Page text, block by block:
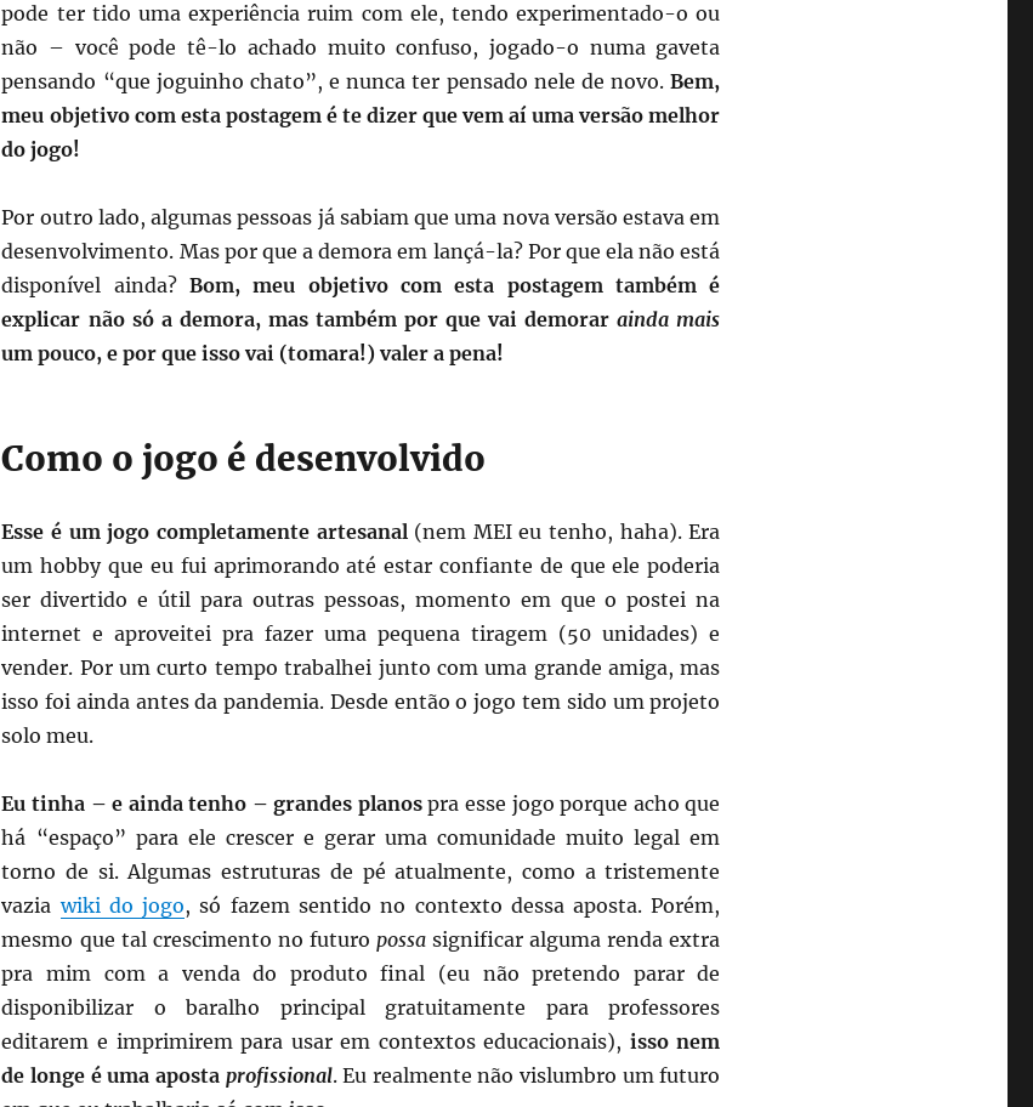
pode ter tido uma experiência ruim com ele, tendo experimentado-o ou
não – você pode tê-lo achado muito confuso, jogado-o numa gaveta
pensando “que joguinho chato”, e nunca ter pensado nele de novo.Bem,
meu objetivo com esta postagem é te dizer que vem aí uma versão melhor
do jogo!
Por outro lado, algumas pessoas já sabiam que uma nova versão estava em
desenvolvimento. Mas por que a demora em lançá-la? Por que ela não está
disponível ainda?Bom, meu objetivo com esta postagem também é
explicar não só a demora, mas também por que vai demorarainda mais
um pouco, e por que isso vai (tomara!) valer a pena!
Como o jogo é desenvolvido
Esse é um jogo completamente artesanal(nem MEI eu tenho, haha). Era
um hobby que eu fui aprimorando até estar confiante de que ele poderia
ser divertido e útil para outras pessoas, momento em que o postei na
internet e aproveitei pra fazer uma pequena tiragem (50 unidades) e
vender. Por um curto tempo trabalhei junto com uma grande amiga, mas
isso foi ainda antes da pandemia. Desde então o jogo tem sido um projeto
solo meu.
Eu tinha – e ainda tenho – grandes planospra esse jogo porque acho que
há “espaço” para ele crescer e gerar uma comunidade muito legal em
torno de si. Algumas estruturas de pé atualmente, como a tristemente
vaziawiki do jogo, só fazem sentido no contexto dessa aposta. Porém,
mesmo que tal crescimento no futuro possasignificar alguma renda extra
pra mim com a venda do produto final (eu não pretendo parar de
disponibilizar o baralho principal gratuitamente para professores
editarem e imprimirem para usar em contextos educacionais), isso nem
de longe é uma aposta profissional. Eu realmente não vislumbro um futuro